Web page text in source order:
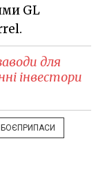
GL
для
інвестори